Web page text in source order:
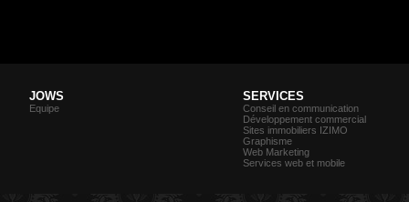
JOWS
Equipe
SERVICES
Conseil en communication
Développement commercial
Sites immobiliers IZIMO
Graphisme
Web Marketing
Services web et mobile